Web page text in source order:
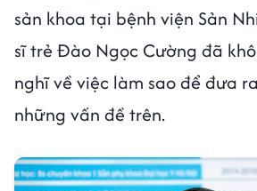
sản khoa tại bệnh viện Sản
sĩ trẻ Đào Ngọc Cường đã
nghĩ về việc làm sao để đưa
những vấn đề trên.